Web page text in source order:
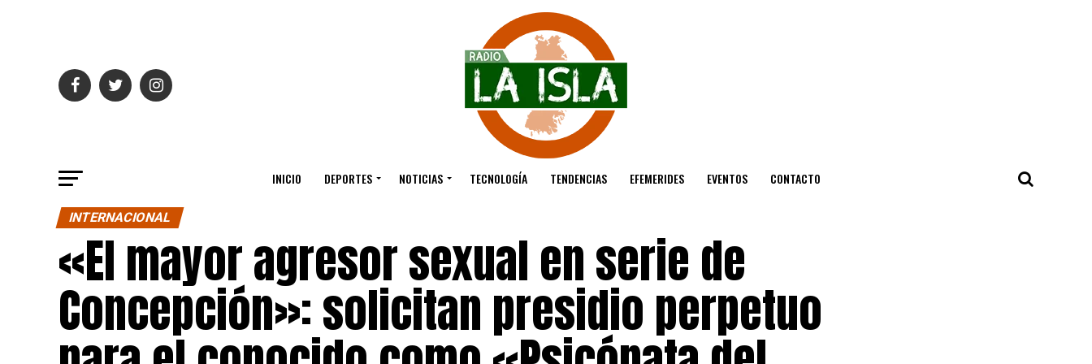
INICIO DEPORTES NOTICIAS TECNOLOGÍA TENDENCIAS EFEMERIDES EVENTOS CONTACTO
INTERNACIONAL
«El mayor agresor sexual en serie de
Concepción»: solicitan presidio perpetuo